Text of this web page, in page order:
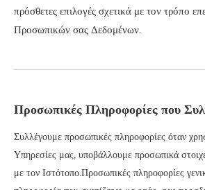
πρόσθετες επιλογές σχετικά με τον τρόπο
Προσωπικών σας Δεδομένων.
Προσωπικές Πληροφορίες που
Συλλέγουμε προσωπικές πληροφορίες όταν
Υπηρεσίες μας, υποβάλλουμε προσωπικά
με τον Ιστότοπο.Προσωπικές πληροφορίες